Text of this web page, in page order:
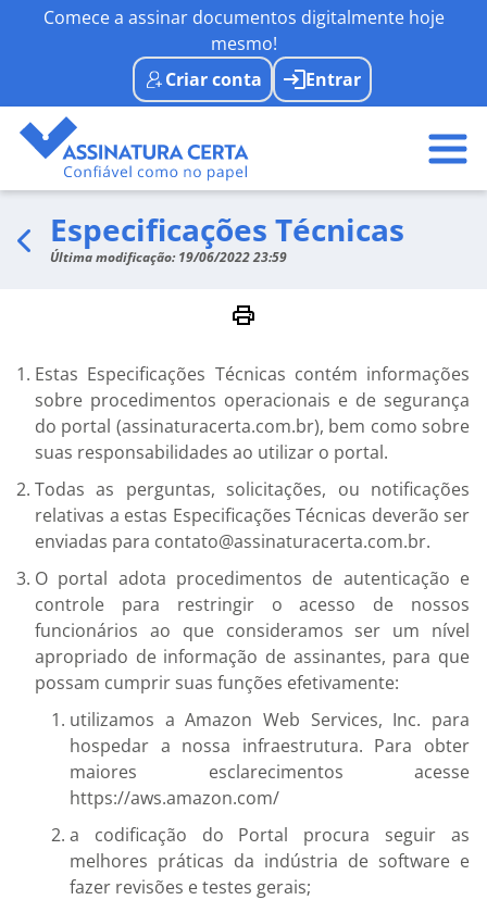
Comece a assinar documentos digitalmente hoje
mesmo!
Criar conta
Entrar
Especificações Técnicas
Última modificação: 19/06/2022 23:59
Estas Especificações Técnicas contém informações
sobre procedimentos operacionais e de segurança
do portal (assinaturacerta.com.br), bem como sobre
suas responsabilidades ao utilizar o portal.
Todas as perguntas, solicitações, ou notificações
relativas a estas Especificações Técnicas deverão ser
enviadas para contato@assinaturacerta.com.br.
O portal adota procedimentos de autenticação e
controle para restringir o acesso de nossos
funcionários ao que consideramos ser um nível
apropriado de informação de assinantes, para que
possam cumprir suas funções efetivamente:
utilizamos a Amazon Web Services, Inc. para
hospedar a nossa infraestrutura. Para obter
maiores esclarecimentos acesse
https://aws.amazon.com/
a codificação do Portal procura seguir as
melhores práticas da indústria de software e
fazer revisões e testes gerais;